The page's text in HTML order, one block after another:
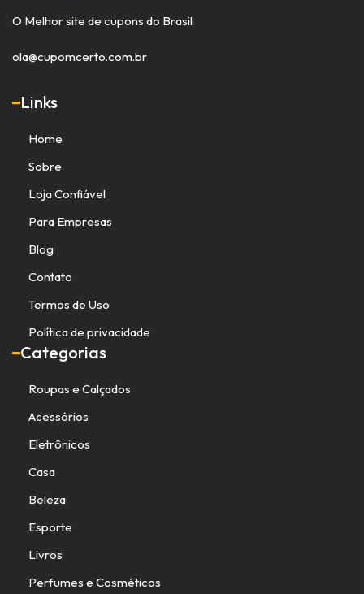
O Melhor site de cupons do Brasil
ola@cupomcerto.com.br
Links
Home
Sobre
Loja Confiável
Para Empresas
Blog
Contato
Termos de Uso
Política de privacidade
Categorias
Roupas e Calçados
Acessórios
Eletrônicos
Casa
Beleza
Esporte
Livros
Perfumes e Cosméticos